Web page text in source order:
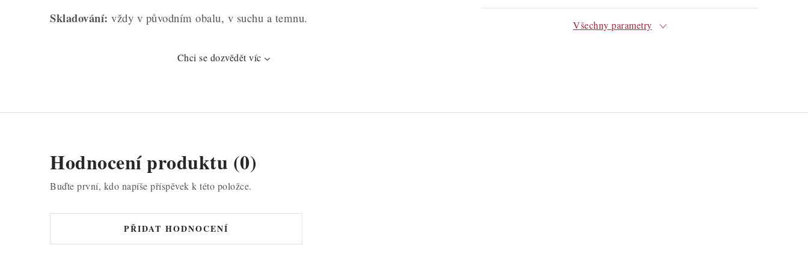
Skladování: vždy v původním obalu, v suchu a temnu.
Chci se dozvědět víc
Všechny parametry
Hodnocení produktu (0)
Buďte první, kdo napíše příspěvek k této položce.
PŘIDAT HODNOCENÍ